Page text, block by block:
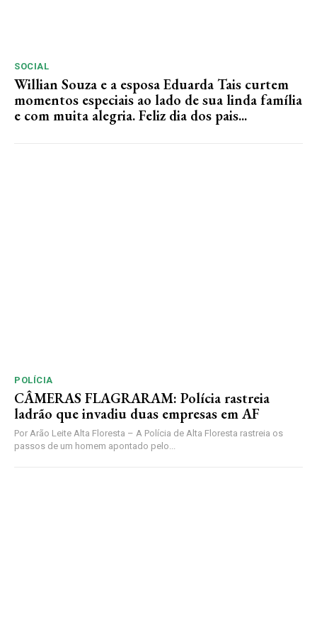
SOCIAL
Willian Souza e a esposa Eduarda Tais curtem
momentos especiais ao lado de sua linda família
e com muita alegria. Feliz dia dos pais...
POLÍCIA
CÂMERAS FLAGRARAM: Polícia rastreia
ladrão que invadiu duas empresas em AF
Por Arão Leite Alta Floresta – A Polícia de Alta Floresta rastreia os
passos de um homem apontado pelo...